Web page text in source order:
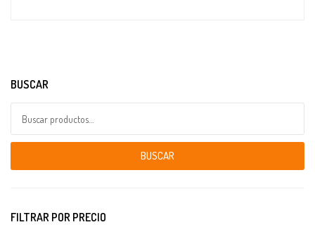
BUSCAR
BUSCAR
FILTRAR POR PRECIO